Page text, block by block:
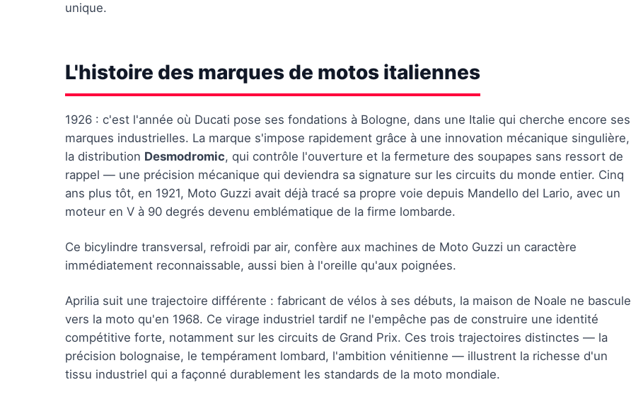
unique.
L'histoire des marques de motos italiennes
1926 : c'est l'année où Ducati pose ses fondations à Bologne, dans une Italie qui cherche encore ses
marques industrielles. La marque s'impose rapidement grâce à une innovation mécanique singulière,
la distribution Desmodromic, qui contrôle l'ouverture et la fermeture des soupapes sans ressort de
rappel — une précision mécanique qui deviendra sa signature sur les circuits du monde entier. Cinq
ans plus tôt, en 1921, Moto Guzzi avait déjà tracé sa propre voie depuis Mandello del Lario, avec un
moteur en V à 90 degrés devenu emblématique de la firme lombarde.
Ce bicylindre transversal, refroidi par air, confère aux machines de Moto Guzzi un caractère
immédiatement reconnaissable, aussi bien à l'oreille qu'aux poignées.
Aprilia suit une trajectoire différente : fabricant de vélos à ses débuts, la maison de Noale ne bascule
vers la moto qu'en 1968. Ce virage industriel tardif ne l'empêche pas de construire une identité
compétitive forte, notamment sur les circuits de Grand Prix. Ces trois trajectoires distinctes — la
précision bolognaise, le tempérament lombard, l'ambition vénitienne — illustrent la richesse d'un
tissu industriel qui a façonné durablement les standards de la moto mondiale.